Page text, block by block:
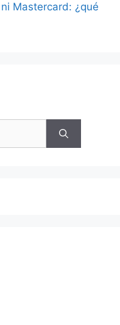
Mastercard: ¿qué